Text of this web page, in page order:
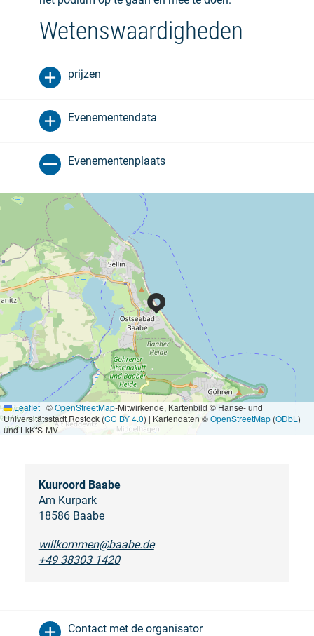
Wetenswaardigheden
prijzen
Evenementendata
Evenementenplaats
Leaflet | ©OpenStreetMap-Mitwirkende, Kartenbild © Hanse- und
Universitätsstadt Rostock (CC BY 4.0) | Kartendaten ©OpenStreetMap (ODbL )
und LkKfS-MV
Kuuroord Baabe
Am Kurpark
18586 Baabe
willkommen@baabe.de
+49 38303 1420
Contact met de organisator